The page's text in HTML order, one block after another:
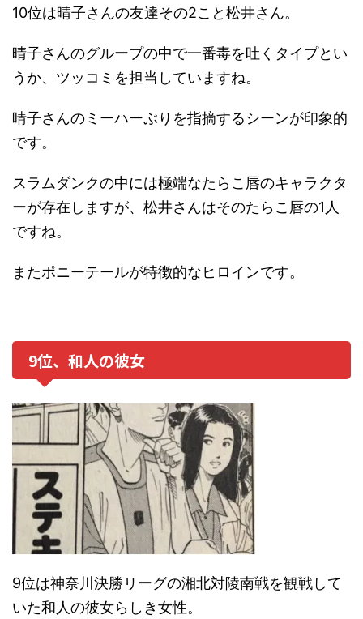
10位は晴子さんの友達その2こと松井さん。
晴子さんのグループの中で一番毒を吐くタイプとい
うか、ツッコミを担当していますね。
晴子さんのミーハーぶりを指摘するシーンが印象的
です。
スラムダンクの中には極端なたらこ唇のキャラクタ
ーが存在しますが、松井さんはそのたらこ唇の1人
ですね。
またポニーテールが特徴的なヒロインです。
9位、和人の彼女
9位は神奈川決勝リーグの湘北対陵南戦を観戦して
いた和人の彼女らしき女性。